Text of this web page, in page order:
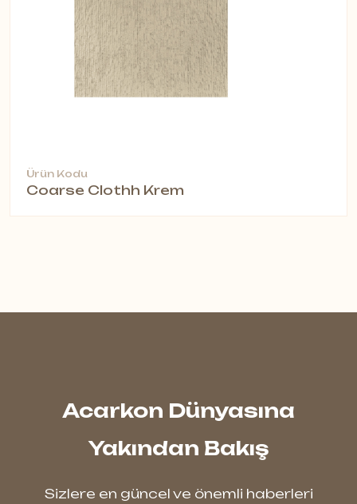
Ürün Kodu
Coarse Clothh Krem
Acarkon Dünyasına
Yakından Bakış
Sizlere en güncel ve önemli haberleri